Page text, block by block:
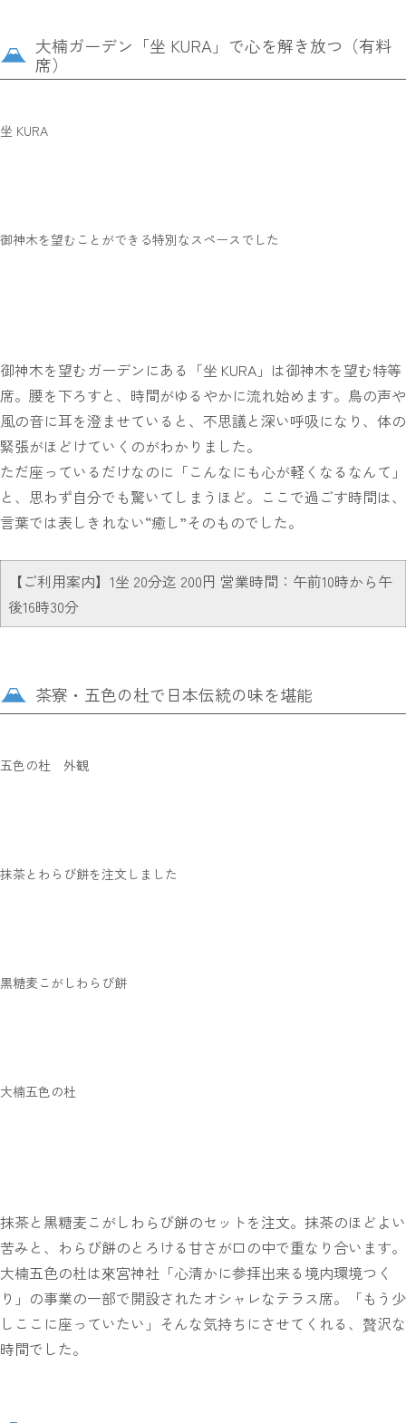
大楠ガーデン「坐 KURA」で心を解き放つ（有料
席）
坐 KURA
御神木を望むことができる特別なスペースでした
御神木を望むガーデンにある「坐 KURA」は御神木を望む特等
席。腰を下ろすと、時間がゆるやかに流れ始めます。鳥の声や
風の音に耳を澄ませていると、不思議と深い呼吸になり、体の
緊張がほどけていくのがわかりました。
ただ座っているだけなのに「こんなにも心が軽くなるなんて」
と、思わず自分でも驚いてしまうほど。ここで過ごす時間は、
言葉では表しきれない“癒し”そのものでした。
【ご利用案内】1坐 20分迄 200円 営業時間：午前10時から午
後16時30分
茶寮・五色の杜で日本伝統の味を堪能
五色の杜 外観
抹茶とわらび餅を注文しました
黒糖麦こがしわらび餅
大楠五色の杜
抹茶と黒糖麦こがしわらび餅のセットを注文。抹茶のほどよい
苦みと、わらび餅のとろける甘さが口の中で重なり合います。
大楠五色の杜は來宮神社「心清かに参拝出来る境内環境つく
り」の事業の一部で開設されたオシャレなテラス席。「もう少
しここに座っていたい」そんな気持ちにさせてくれる、贅沢な
時間でした。